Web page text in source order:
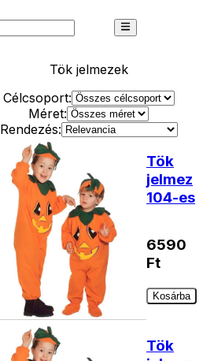
Tökjelmezek
Célcsoport:
Méret:
Rendezés:
Tök
jelmez
104-es
6590
Ft
Kosárba
Tök